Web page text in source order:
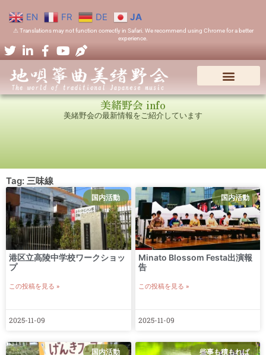
⚠ Translations may not function correctly in Safari. We recommend using Chrome for a better
experience.
美緒野会 info
美緒野会の最新情報をご紹介しています
Tag: 三味線
国内活動
港区立高陵中学校ワークショッ
プ
この投稿を見る »
2025-11-09
国内活動
Minato Blossom Festa出演報
告
この投稿を見る »
2025-11-09
国内活動 些事も積もれば
EN FR DE JA